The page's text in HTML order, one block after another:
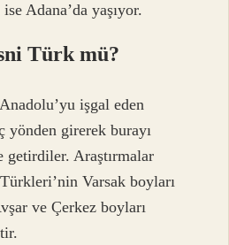
Adana’da yaşıyor.
Türk mü?
işgal eden
yönden girerek burayı
getirdiler. Araştırmalar
Varsak boyları
ve Çerkez boyları